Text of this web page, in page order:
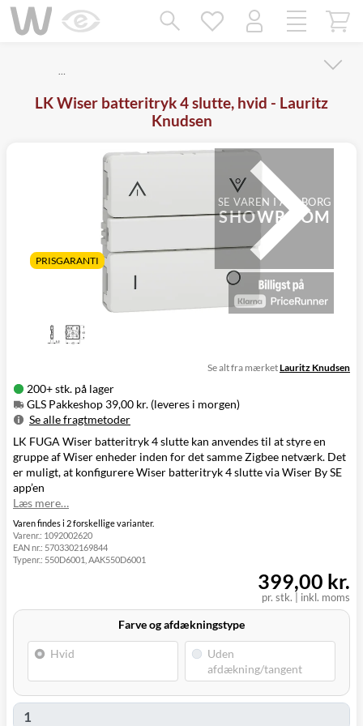
…
LK Wiser batteritryk 4 slutte, hvid - Lauritz
Knudsen
SE VAREN I AALBORG
SHOWROOM
PRISGARANTI
200+ stk. på lager
GLS Pakkeshop 39,00 kr. (leveres i morgen)
Se alle fragtmetoder
Metode
Pris
Leveres
GLS Pakkeshop
39,00 kr.
I
morgen
GLS
Hjemmelevering
GLS Erhverv
49,00 kr.
Click&Collect i
Svenstrup
Se alt fra mærketLauritz Knudsen
LK FUGA Wiser batteritryk 4 slutte kan anvendes til at styre en
gruppe af Wiser enheder inden for det samme Zigbee netværk. Det
er muligt, at konfigurere Wiser batteritryk 4 slutte via Wiser By SE
app’en
Læs mere…
Varen findes i 2 forskellige varianter.
Varenr.: 1092002620
EAN nr.: 5703302169844
Typenr.: 550D6001, AAK550D6001
pr. stk. inkl. moms
399,00 kr.
Farve og afdækningstype
Mangler chatten?
Ret samtykke!